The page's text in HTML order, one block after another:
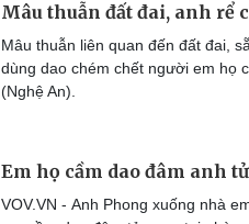
Mâu thuẫn đất đai, anh rể
Mâu thuẫn liên quan đến đất đai,
dùng dao chém chết người em họ
(Nghệ An).
Em họ cầm dao đâm anh
VOV.VN - Anh Phong xuống nhà